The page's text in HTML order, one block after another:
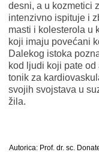
desni, a u kozmetici
intenzivno ispituje i
masti i kolesterola u
koji imaju povećani
Dalekog istoka
kod ljudi koji pate
tonik za
svojih svojstava u
žila.
Autorica: Prof. dr. sc.